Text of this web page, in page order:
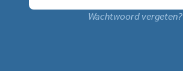
Wachtwoord vergeten?